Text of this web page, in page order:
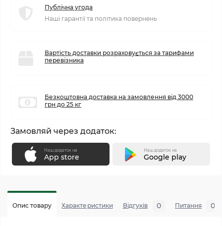
Публічна угода
Наші гарантії та політика повернень
Вартість доставки розраховується за тарифами
перевізника
Безкоштовна доставка на замовлення від 3000
грн до 25 кг
Замовляй через додаток:
Наш додаток на
App store
Наш додаток на
Google play
Опис товару Характеристики Відгуків 0 Питання 0